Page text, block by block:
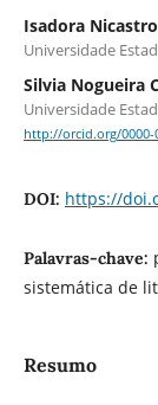
Isadora
Universidade
Silvia Nogueira
Universidade
http://orcid.org/0000-
DOI: https://
Palavras-chave:
sistemática de
Resumo